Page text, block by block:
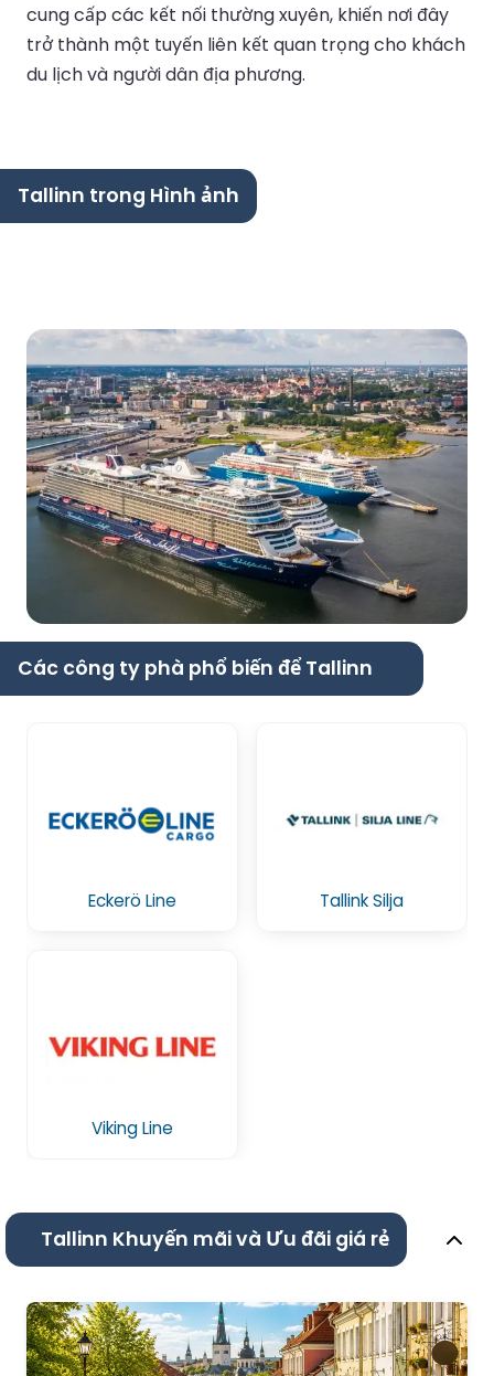
cung cấp các kết nối thường xuyên, khiến nơi đây
trở thành một tuyến liên kết quan trọng cho khách
du lịch và người dân địa phương.
Tallinn trong Hình ảnh
Các công ty phà phổ biến để Tallinn
Eckerö Line Tallink Silja
Viking Line
Tallinn Khuyến mãi và Ưu đãi giá rẻ